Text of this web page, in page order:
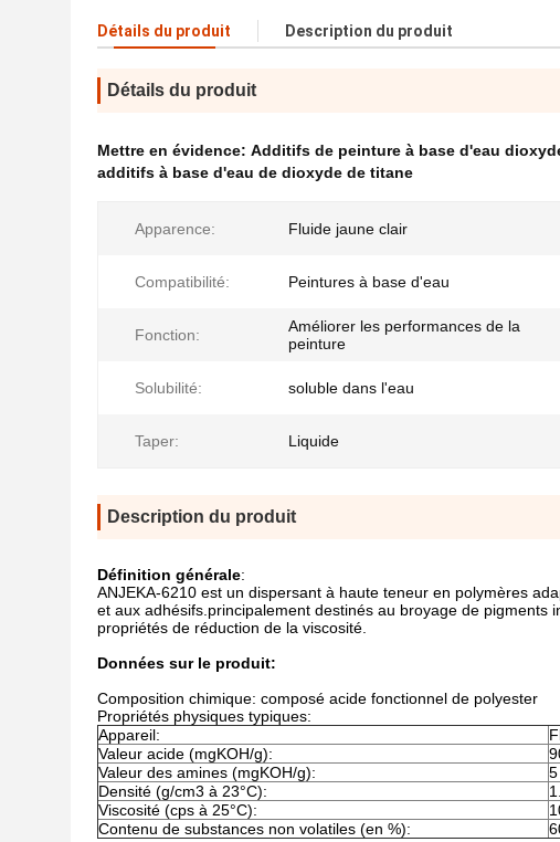
Détails du produit Description du produit
Détails du produit
Mettre en évidence: Additifs de peinture à base d'eau
additifs à base d'eau de dioxyde de titane
Apparence: Fluide jaune clair
Compatibilité: Peintures à base d'eau
Fonction:
Améliorer les performances de la
peinture
Solubilité: soluble dans l'eau
Taper: Liquide
Description du produit
Définition générale:
ANJEKA-6210 est un dispersant à haute teneur en polymères
et aux adhésifs.principalement destinés au broyage de
propriétés de réduction de la viscosité.
Données sur le produit:
Composition chimique: composé acide fonctionnel de polyester
Propriétés physiques typiques:
Appareil:
Valeur acide (mgKOH/g):
Valeur des amines (mgKOH/g):
Densité (g/cm3 à 23°C):
Viscosité (cps à 25°C):
Contenu de substances non volatiles (en %):